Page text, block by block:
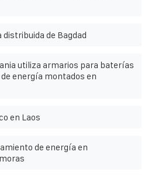
de Bagdad
utiliza armarios para baterías
energía montados en
en Laos
de energía en